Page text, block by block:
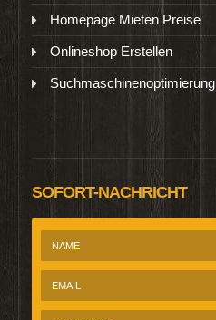
Homepage Mieten Preise
Onlineshop Erstellen
Suchmaschinenoptimierung
SOFORT-NACHRICHT